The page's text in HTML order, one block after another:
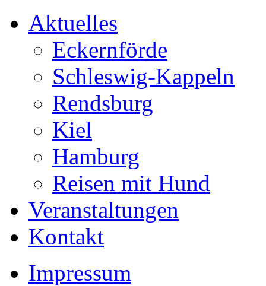
Aktuelles
Eckernförde
Schleswig-Kappeln
Rendsburg
Kiel
Hamburg
Reisen mit Hund
Veranstaltungen
Kontakt
Impressum